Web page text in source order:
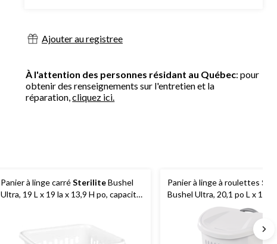
Ajouter au registree
À l'attention des personnes résidant au Québec: pour
obtenir des renseignements sur l'entretien et la
réparation,cliquez ici.
Panier à linge carréSteriliteBushel
Ultra, 19 L x 19 la x 13,9 H po, capacité
Panier à linge à roulettes
Bushel Ultra, 20,1 po L x 15,4